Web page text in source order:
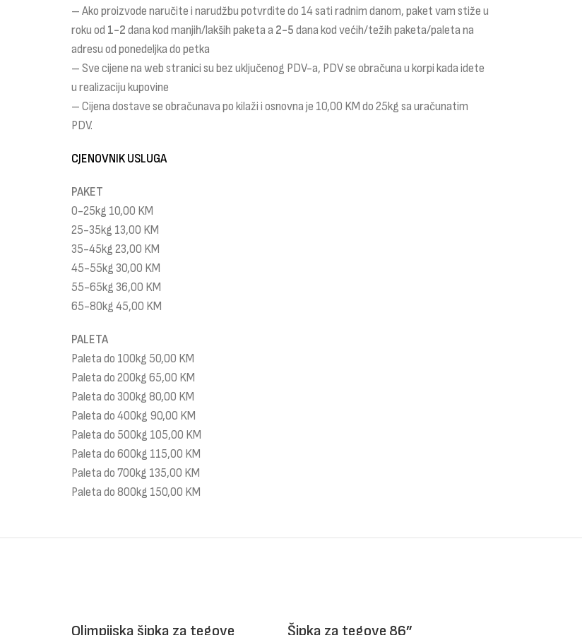
– Ako proizvode naručite i narudžbu potvrdite do 14 sati radnim danom, paket vam stiže u
roku od 1-2 dana kod manjih/lakših paketa a 2-5 dana kod većih/težih paketa/paleta na
adresu od ponedeljka do petka
– Sve cijene na web stranici su bez uključenog PDV-a, PDV se obračuna u korpi kada idete
u realizaciju kupovine
– Cijena dostave se obračunava po kilaži i osnovna je 10,00 KM do 25kg sa uračunatim
PDV.
CJENOVNIK USLUGA
PAKET
0-25kg 10,00 KM
25-35kg 13,00 KM
35-45kg 23,00 KM
45-55kg 30,00 KM
55-65kg 36,00 KM
65-80kg 45,00 KM
PALETA
Paleta do 100kg 50,00 KM
Paleta do 200kg 65,00 KM
Paleta do 300kg 80,00 KM
Paleta do 400kg 90,00 KM
Paleta do 500kg 105,00 KM
Paleta do 600kg 115,00 KM
Paleta do 700kg 135,00 KM
Paleta do 800kg 150,00 KM